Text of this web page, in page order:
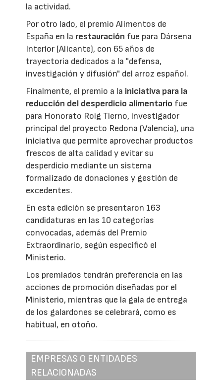
la actividad.
Por otro lado, el premio Alimentos de
España en la restauración fue para Dársena
Interior (Alicante), con 65 años de
trayectoria dedicados a la "defensa,
investigación y difusión" del arroz español.
Finalmente, el premio a la iniciativa para la
reducción del desperdicio alimentario fue
para Honorato Roig Tierno, investigador
principal del proyecto Redona (Valencia), una
iniciativa que permite aprovechar productos
frescos de alta calidad y evitar su
desperdicio mediante un sistema
formalizado de donaciones y gestión de
excedentes.
En esta edición se presentaron 163
candidaturas en las 10 categorías
convocadas, además del Premio
Extraordinario, según especificó el
Ministerio.
Los premiados tendrán preferencia en las
acciones de promoción diseñadas por el
Ministerio, mientras que la gala de entrega
de los galardones se celebrará, como es
habitual, en otoño.
EMPRESAS O ENTIDADES
RELACIONADAS